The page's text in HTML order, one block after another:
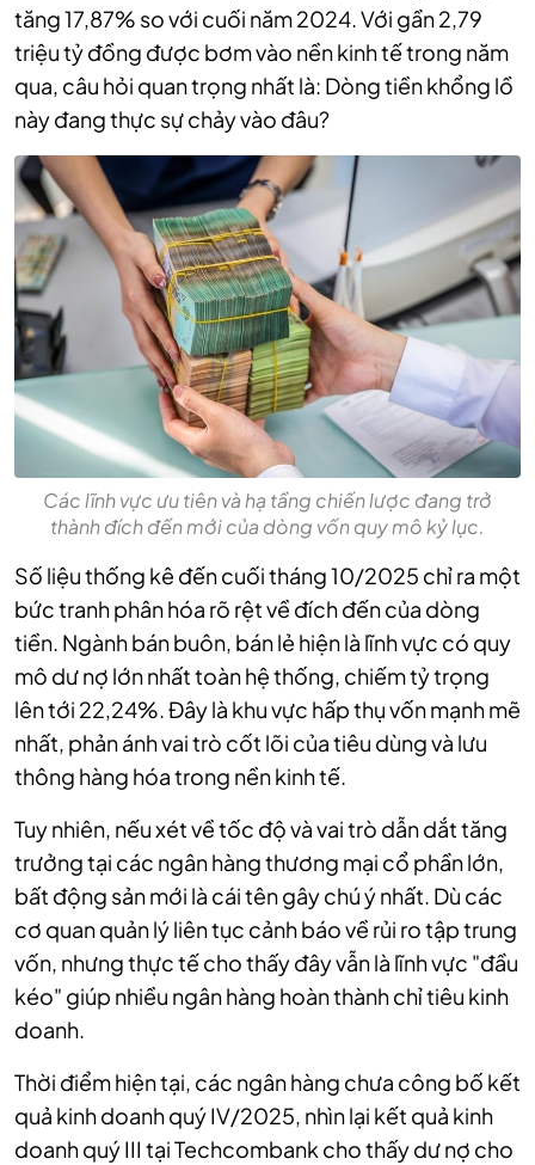
tăng 17,87% so với cuối năm 2024. Với gần 2,79
triệu tỷ đồng được bơm vào nền kinh tế trong năm
qua, câu hỏi quan trọng nhất là: Dòng tiền khổng lồ
này đang thực sự chảy vào đâu?
Các lĩnh vực ưu tiên và hạ tầng chiến lược đang trở
thành đích đến mới của dòng vốn quy mô kỷ lục.
Số liệu thống kê đến cuối tháng 10/2025 chỉ ra một
bức tranh phân hóa rõ rệt về đích đến của dòng
tiền. Ngành bán buôn, bán lẻ hiện là lĩnh vực có quy
mô dư nợ lớn nhất toàn hệ thống, chiếm tỷ trọng
lên tới 22,24%. Đây là khu vực hấp thụ vốn mạnh mẽ
nhất, phản ánh vai trò cốt lõi của tiêu dùng và lưu
thông hàng hóa trong nền kinh tế.
Tuy nhiên, nếu xét về tốc độ và vai trò dẫn dắt tăng
trưởng tại các ngân hàng thương mại cổ phần lớn,
bất động sản mới là cái tên gây chú ý nhất. Dù các
cơ quan quản lý liên tục cảnh báo về rủi ro tập trung
vốn, nhưng thực tế cho thấy đây vẫn là lĩnh vực "đầu
kéo" giúp nhiều ngân hàng hoàn thành chỉ tiêu kinh
doanh.
Thời điểm hiện tại, các ngân hàng chưa công bố kết
quả kinh doanh quý IV/2025, nhìn lại kết quả kinh
doanh quý III tại Techcombank cho thấy dư nợ cho